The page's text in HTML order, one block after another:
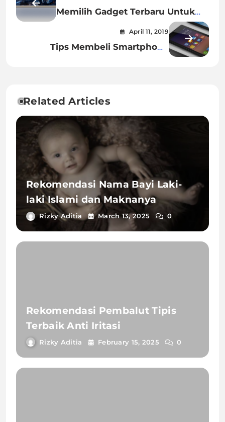
Memilih Gadget Terbaru Untuk
April 11, 2019
Tips Membeli Smartphone
Related Articles
Rekomendasi Nama Bayi Laki-
laki Islami dan Maknanya
Rizky Aditia March 13, 2025 0
Rekomendasi Pembalut Tipis
Terbaik Anti Iritasi
Rizky Aditia February 15, 2025 0